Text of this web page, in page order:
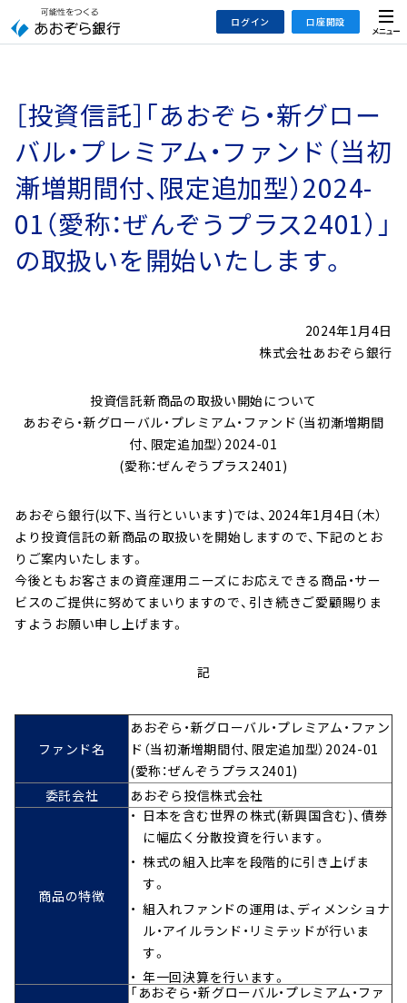
文
ログイン
法人のお客さまはこちら
デビット専用WEB
あおぞら投信インターネットトレード
大和証券Webサービス
（あおぞらみらい彩りラップ）
口座開設
あおぞら銀行 投資信託口座・NISA口座開設
メ
ニ
［投資信託］｢あおぞら・新グロー
バル・プレミアム・ファンド（当初
漸増期間付、限定追加型）2024-
01（愛称：ぜんぞうプラス2401）」
の取扱いを開始いたします。
2024年1月4日
株式会社あおぞら銀行
投資信託新商品の取扱い開始について
あおぞら・新グローバル・プレミアム・ファンド（当初漸増期間
付、限定追加型）2024-01
(愛称：ぜんぞうプラス2401)
あおぞら銀行(以下、当行といいます)では、2024年1月4日（木）
より投資信託の新商品の取扱いを開始しますので、下記のとお
りご案内いたします。
今後ともお客さまの資産運用ニーズにお応えできる商品・サー
ビスのご提供に努めてまいりますので、引き続きご愛顧賜りま
すようお願い申し上げます。
記
ファンド名
あおぞら・新グローバル・プレミアム・ファン
ド（当初漸増期間付、限定追加型）2024-01
(愛称：ぜんぞうプラス2401)
委託会社
あおぞら投信株式会社
商品の特徴
日本を含む世界の株式(新興国含む)、債券
に幅広く分散投資を行います。
株式の組入比率を段階的に引き上げま
す。
組入れファンドの運用は、ディメンショナ
ル・アイルランド・リミテッドが行いま
す。
年一回決算を行います。
「あおぞら・新グローバル・プレミアム・ファ